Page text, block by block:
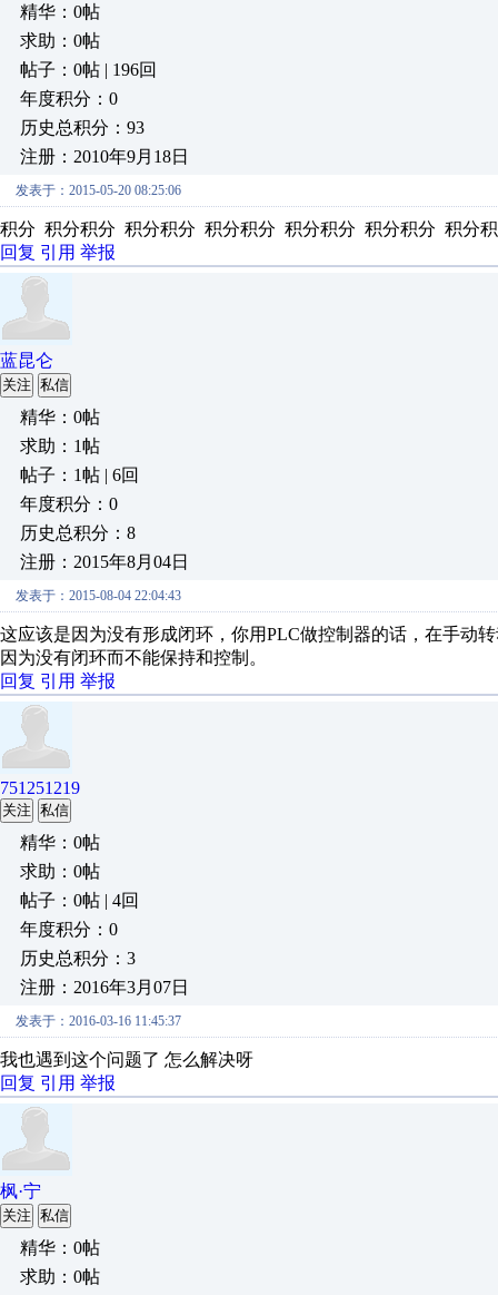
精华：0帖
求助：0帖
帖子：0帖 | 196回
年度积分：0
历史总积分：93
注册：2010年9月18日
发表于：2015-05-20 08:25:06
积分 积分积分 积分积分 积分积分 积分积分 积分积分 积分
回复 引用 举报
蓝昆仑
关注 私信
精华：0帖
求助：1帖
帖子：1帖 | 6回
年度积分：0
历史总积分：8
注册：2015年8月04日
发表于：2015-08-04 22:04:43
这应该是因为没有形成闭环，你用PLC做控制器的话，在手动
因为没有闭环而不能保持和控制。
回复 引用 举报
751251219
关注 私信
精华：0帖
求助：0帖
帖子：0帖 | 4回
年度积分：0
历史总积分：3
注册：2016年3月07日
发表于：2016-03-16 11:45:37
我也遇到这个问题了 怎么解决呀
回复 引用 举报
枫·宁
关注 私信
精华：0帖
求助：0帖